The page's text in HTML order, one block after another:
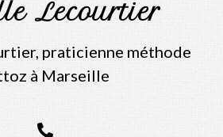
Lecourtier
praticienne méthode
à Marseille